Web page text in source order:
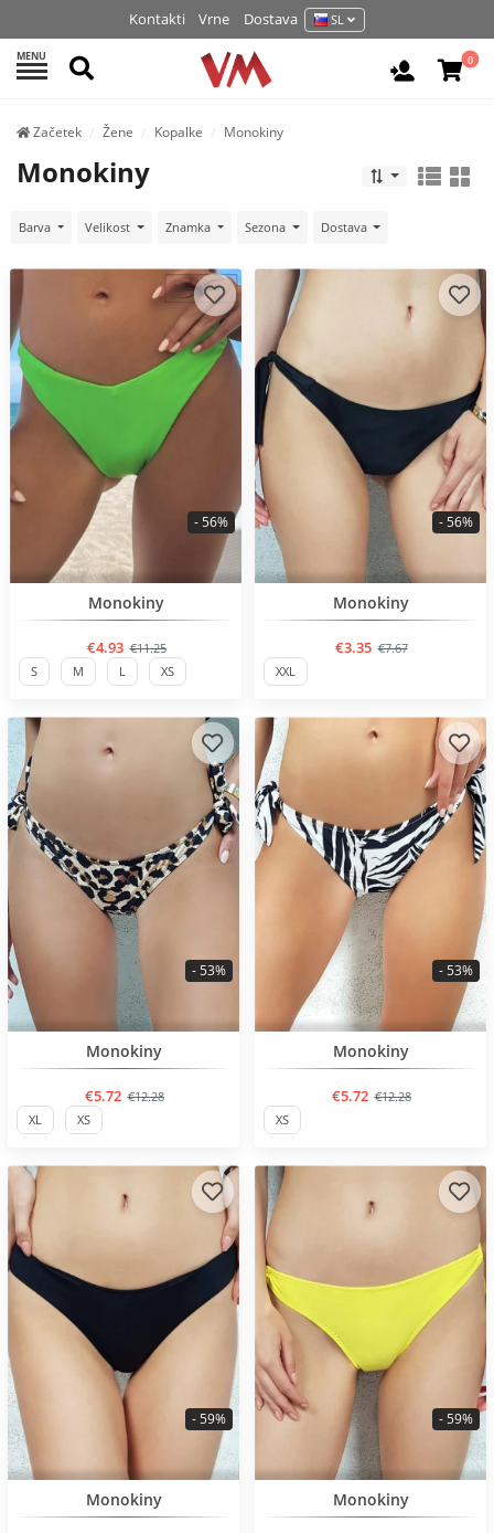
Kontakti Vrne Dostava SL
MENU Išči Prijava /
0
Začetek Žene Kopalke Monokiny
Monokiny
Barva Velikost Znamka Sezona Dostava
BESTSELLER
Monokiny
€4.93 €11.25
- 56%
S M L XS
BESTSELLER
Monokiny
€3.35 €7.67
- 56%
XXL
BESTSELLER
Monokiny
€5.72 €12.28
- 53%
XL XS
Monokiny
€5.72 €12.28
- 53%
XS
BESTSELLER
Monokiny
- 59%
BESTSELLER
Monokiny
- 59%